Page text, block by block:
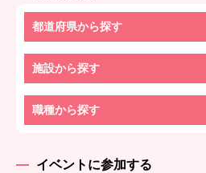
都道府県から探す
施設から探す
職種から探す
イベントに参加する